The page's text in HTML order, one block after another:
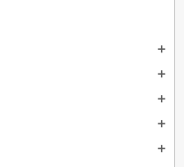
add
add
add
add
add